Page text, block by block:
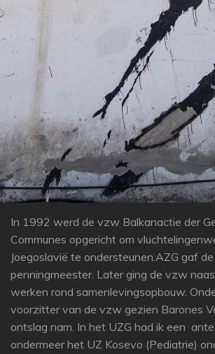
In 1992 werd de vzw Balkanactie der
Communes opgericht om
Joegoslavië te ondersteunen.AZG gaf
penningmeester. Later ging de vzw
werken rond samenlevingsopbouw.
voorzitter van de vzw gezien Barones
ontslag nam. In het UZG had ik een
ondermeer het UZ Kosevo (Pediatrie)